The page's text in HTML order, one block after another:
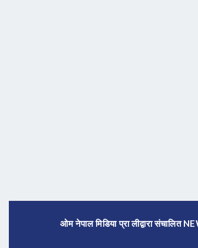
ओम नेपाल मिडिया प्रा लीद्वारा